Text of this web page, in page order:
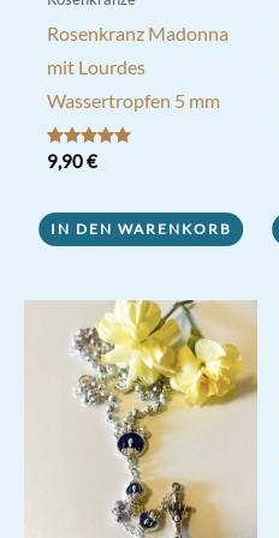
Rosenkranz Madonna
mit Lourdes
Wassertropfen 5 mm
Bewertet mit
5.00
9,90€
IN DEN WARENKORB